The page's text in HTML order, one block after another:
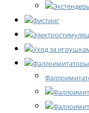
Фистинг
Уход за
Фаллоимитаторы